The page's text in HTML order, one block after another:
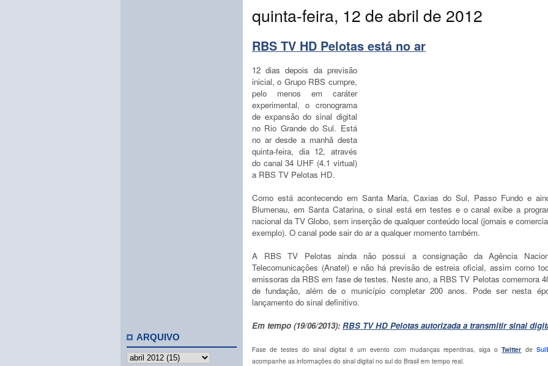
ARQUIVO
quinta-feira, 12 de abril de 2012
RBS TV HD Pelotas está no ar
12 dias depois da previsão
inicial, o Grupo RBS cumpre,
pelo menos em caráter
experimental, o cronograma
de expansão do sinal digital
no Rio Grande do Sul. Está
no ar desde a manhã desta
quinta-feira, dia 12, através
do canal 34 UHF (4.1 virtual)
a RBS TV Pelotas HD.
Como está acontecendo em Santa Maria, Caxias do Sul, Passo Fundo e
Blumenau, em Santa Catarina, o sinal está em testes e o canal exibe a
nacional da TV Globo, sem inserção de qualquer conteúdo local (jornais e
exemplo). O canal pode sair do ar a qualquer momento também.
A RBS TV Pelotas ainda não possui a consignação da Agência
Telecomunicações (Anatel) e não há previsão de estreia oficial, assim como
emissoras da RBS em fase de testes. Neste ano, a RBS TV Pelotas comemora
de fundação, além de o município completar 200 anos. Pode ser nesta
lançamento do sinal definitivo.
Em tempo (19/06/2013): RBS TV HD Pelotas autorizada a transmitir sinal
Fase de testes do sinal digital é um evento com mudanças repentinas, siga oTwitter de
acompanhe as informações do sinal digital no sul do Brasil em tempo real.